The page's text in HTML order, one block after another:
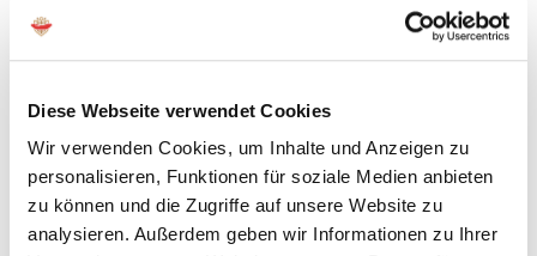
Diese Webseite verwendet Cookies
Wir verwenden Cookies, um Inhalte und Anzeigen zu
personalisieren, Funktionen für soziale Medien anbieten
zu können und die Zugriffe auf unsere Website zu
analysieren. Außerdem geben wir Informationen zu Ihrer
Fette: 31g, davon gesättigt: 11,9g
Kohlenhydrate: 5,3 g, davon Zucker: 4 g
Proteine: 25g
Allergene:
Die Rohwürste enthalten keine schädlichen Duft-, Farb- und
Geschmacksstoffe. Die französischen Rohwürste enthalten